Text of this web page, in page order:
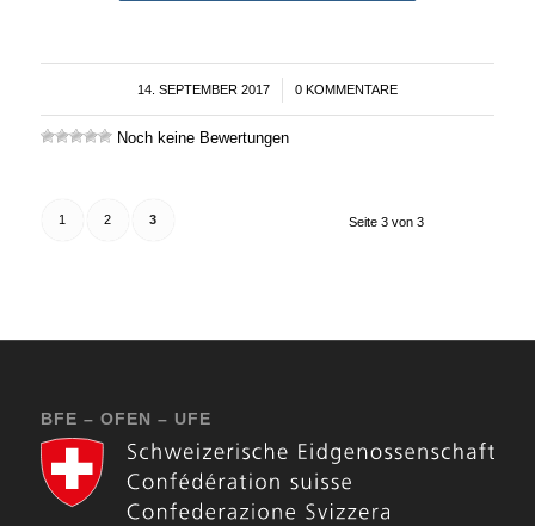
14. SEPTEMBER 2017
/ 0 KOMMENTARE
Noch keine Bewertungen
Seite 3 von 3
1 2 3
BFE – OFEN – UFE